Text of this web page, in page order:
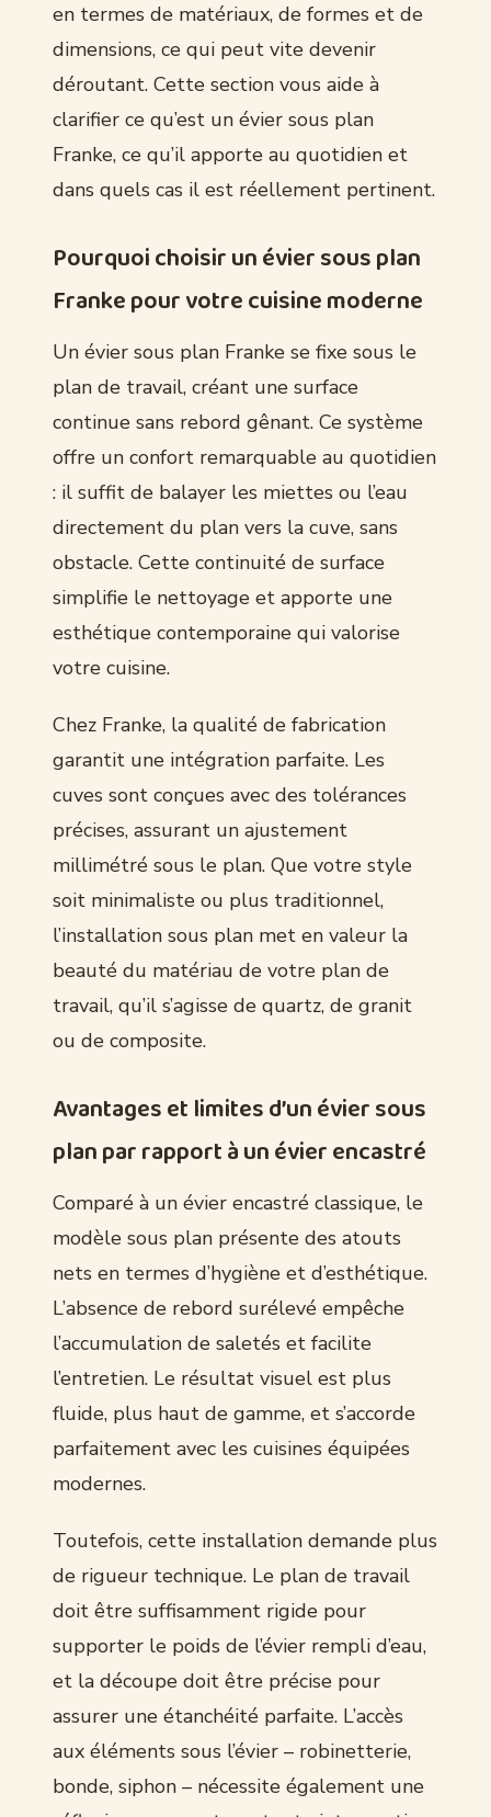
en termes de matériaux, de formes et de
dimensions, ce qui peut vite devenir
déroutant. Cette section vous aide à
clarifier ce qu’est un évier sous plan
Franke, ce qu’il apporte au quotidien et
dans quels cas il est réellement pertinent.
Pourquoi choisir un évier sous plan
Franke pour votre cuisine moderne
Un évier sous plan Franke se fixe sous le
plan de travail, créant une surface
continue sans rebord gênant. Ce système
offre un confort remarquable au quotidien
: il suffit de balayer les miettes ou l’eau
directement du plan vers la cuve, sans
obstacle. Cette continuité de surface
simplifie le nettoyage et apporte une
esthétique contemporaine qui valorise
votre cuisine.
Chez Franke, la qualité de fabrication
garantit une intégration parfaite. Les
cuves sont conçues avec des tolérances
précises, assurant un ajustement
millimétré sous le plan. Que votre style
soit minimaliste ou plus traditionnel,
l’installation sous plan met en valeur la
beauté du matériau de votre plan de
travail, qu’il s’agisse de quartz, de granit
ou de composite.
Avantages et limites d’un évier sous
plan par rapport à un évier encastré
Comparé à un évier encastré classique, le
modèle sous plan présente des atouts
nets en termes d’hygiène et d’esthétique.
L’absence de rebord surélevé empêche
l’accumulation de saletés et facilite
l’entretien. Le résultat visuel est plus
fluide, plus haut de gamme, et s’accorde
parfaitement avec les cuisines équipées
modernes.
Toutefois, cette installation demande plus
de rigueur technique. Le plan de travail
doit être suffisamment rigide pour
supporter le poids de l’évier rempli d’eau,
et la découpe doit être précise pour
assurer une étanchéité parfaite. L’accès
aux éléments sous l’évier – robinetterie,
bonde, siphon – nécessite également une